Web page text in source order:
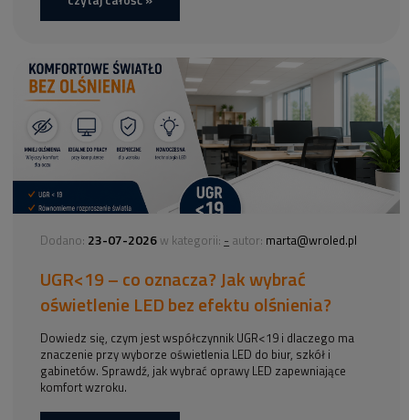
Dodano: 23-07-2026 w kategorii: - autor: marta@wroled.pl
UGR<19 – co oznacza? Jak wybrać
oświetlenie LED bez efektu olśnienia?
Dowiedz się, czym jest współczynnik UGR<19 i dlaczego ma
znaczenie przy wyborze oświetlenia LED do biur, szkół i
gabinetów. Sprawdź, jak wybrać oprawy LED zapewniające
komfort wzroku.